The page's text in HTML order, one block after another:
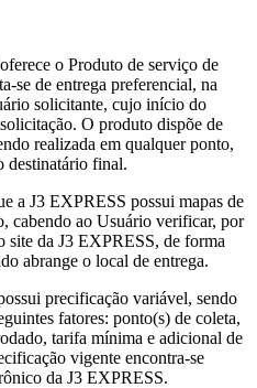
o Produto de serviço de
se de entrega preferencial, na
solicitante, cujo início do
O produto dispõe de
realizada em qualquer ponto,
destinatário final.
a J3 EXPRESS possui mapas de
cabendo ao Usuário verificar, por
site da J3 EXPRESS, de forma
abrange o local de entrega.
precificação variável, sendo
fatores: ponto(s) de coleta,
tarifa mínima e adicional de
vigente encontra-se
da J3 EXPRESS.